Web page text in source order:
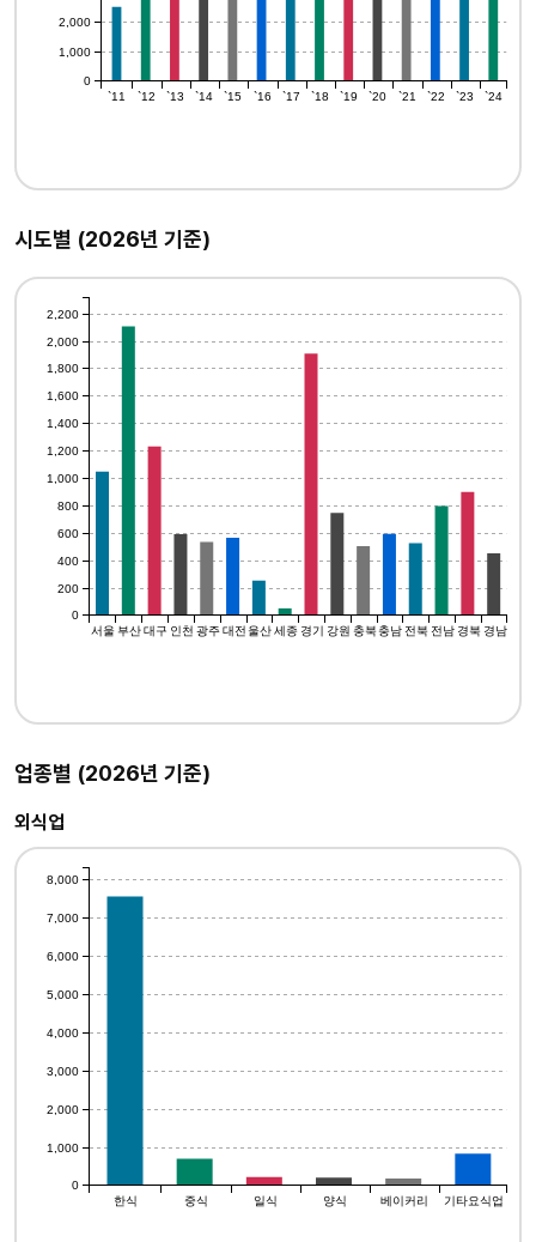
`11 `12 `13 `14 `15 `16 `17 `18 `19 `20 `21 `22 `23 `24
0
1,000
2,000
시도별 (2026년 기준)
서울 부산 대구 인천 광주 대전울산 세종 경기 강원 충북충남 전북 전남 경북 경남
0
200
400
600
800
1,000
1,200
1,400
1,600
1,800
2,000
2,200
업종별 (2026년 기준)
외식업
한식 중식 일식 양식 베이커리 기타요식업
0
1,000
2,000
3,000
4,000
5,000
6,000
7,000
8,000